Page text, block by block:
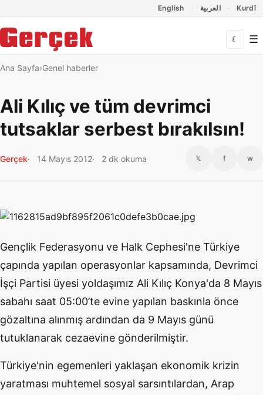
English العربية Kurdî
☾ ☰
Ana Sayfa Genel haberler
Ali Kılıç ve tüm devrimci
tutsaklar serbest bırakılsın!
Gerçek 14 Mayıs 2012 2 dk okuma 𝕏 f w
Gençlik Federasyonu ve Halk Cephesi'ne Türkiye
çapında yapılan operasyonlar kapsamında, Devrimci
İşçi Partisi üyesi yoldaşımız Ali Kılıç Konya'da 8 Mayıs
sabahı saat 05:00’te evine yapılan baskınla önce
gözaltına alınmış ardından da 9 Mayıs günü
tutuklanarak cezaevine gönderilmiştir.
Türkiye'nin egemenleri yaklaşan ekonomik krizin
yaratması muhtemel sosyal sarsıntılardan, Arap